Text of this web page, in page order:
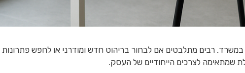
רבים מתלבטים אם לבחור בריהוט חדש ומודרני או לחפש
שמתאימה לצרכים הייחודיים של העסק.